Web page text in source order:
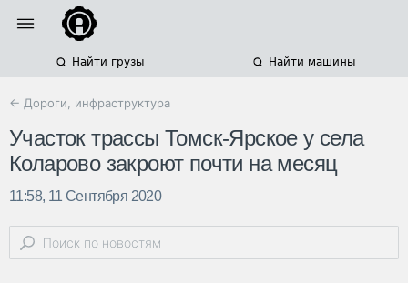
Найти грузы Найти машины
← Дороги, инфраструктура
Участок трассы Томск-Ярское у села
Коларово закроют почти на месяц
11:58, 11 Сентября 2020